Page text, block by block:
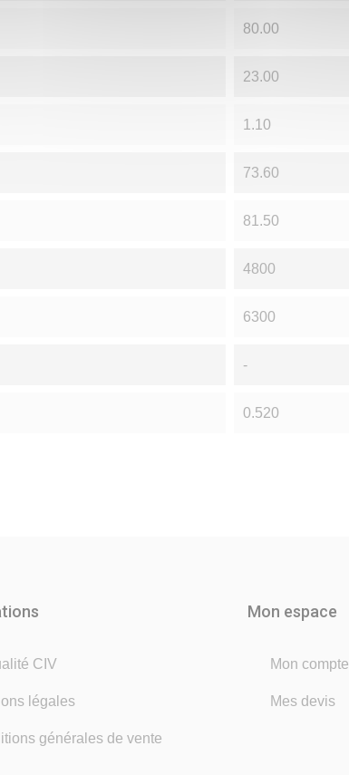
80.00
23.00
1.10
73.60
81.50
4800
6300
-
0.520
CIV
légales
générales de vente
Mon espace
Mon compte
Mes devis